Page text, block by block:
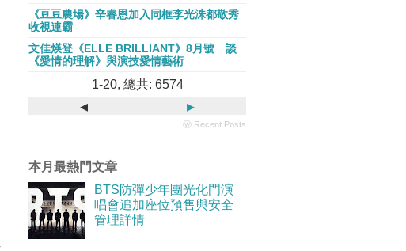
《豆豆農場》辛睿恩加入同框李光洙都敬秀
收視連霸
文佳煐登《ELLE BRILLIANT》8月號 談
《愛情的理解》與演技愛情藝術
1-20, 總共: 6574
◂ ▸
ⓦ Recent Posts
本月最熱門文章
BTS防彈少年團光化門演
唱會追加座位預售與安全
管理詳情